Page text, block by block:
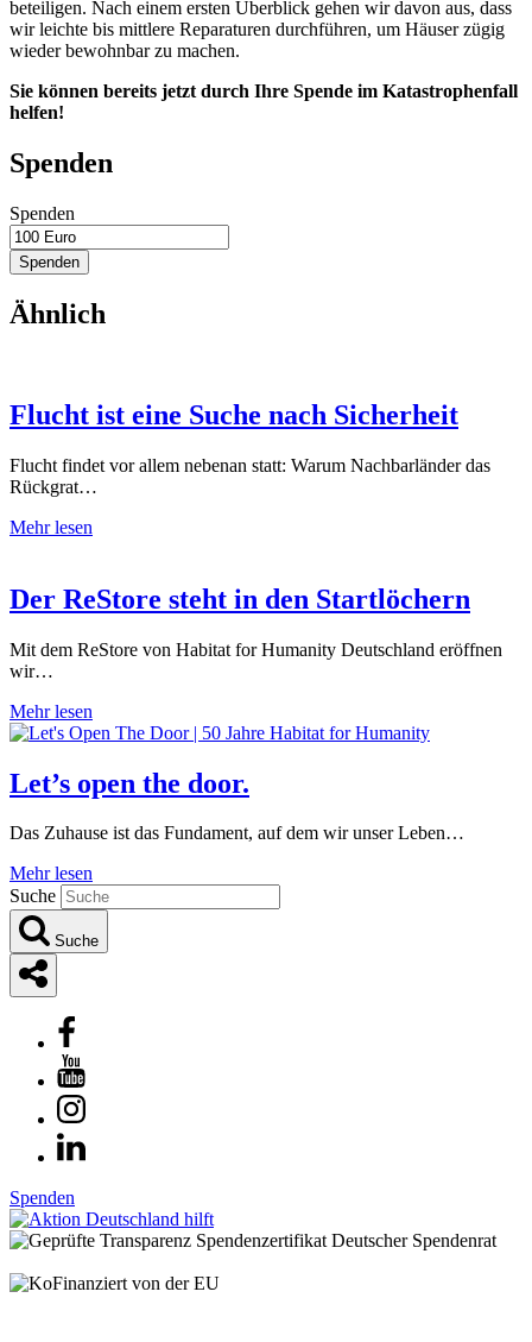
beteiligen. Nach einem ersten Überblick gehen wir davon aus, dass
wir leichte bis mittlere Reparaturen durchführen, um Häuser zügig
wieder bewohnbar zu machen.
Sie können bereits jetzt durch Ihre Spende im Katastrophenfall
helfen!
Spenden
Spenden
Spenden
Ähnlich
Flucht ist eine Suche nach Sicherheit
Flucht findet vor allem nebenan statt: Warum Nachbarländer das
Rückgrat…
Mehr lesen
Der ReStore steht in den Startlöchern
Mit dem ReStore von Habitat for Humanity Deutschland eröffnen
wir…
Mehr lesen
Let’s open the door.
Das Zuhause ist das Fundament, auf dem wir unser Leben…
Mehr lesen
Suche
Suche
Spenden